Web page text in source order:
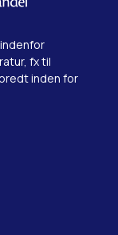
fx til
inden for